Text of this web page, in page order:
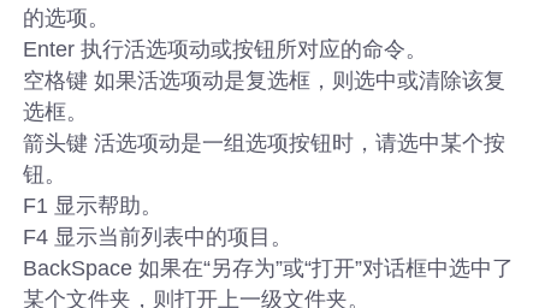
的选项。
Enter 执行活选项动或按钮所对应的命令。
空格键 如果活选项动是复选框，则选中或清除该复
选框。
箭头键 活选项动是一组选项按钮时，请选中某个按
钮。
F1 显示帮助。
F4 显示当前列表中的项目。
BackSpace 如果在“另存为”或“打开”对话框中选中了
某个文件夹，则打开上一级文件夹。